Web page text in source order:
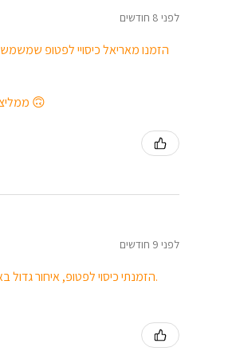
לפני 8 חודשים
הזמנו מאריאל כיסויי לפטופ
ממליצה בחום לכל מי שמחפש מתנה יפה ושימושית, או שפשוט רוצה לפנק את עצמו 🙃
לפני 9 חודשים
הזמנתי כיסוי לפטופ, איחור גדול באספקת המוצר, הייתי צריכה לרדוף אחריהם. הצבע החום לא נראה כמו בתמונה.